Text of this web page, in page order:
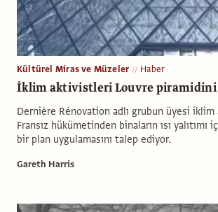
Kültürel Miras ve Müzeler Haber
İklim aktivistleri Louvre piramidini
Dernière Rénovation adlı grubun üyesi
Fransız hükümetinden binaların ısı yalıtımı
bir plan uygulamasını talep ediyor.
Gareth Harris